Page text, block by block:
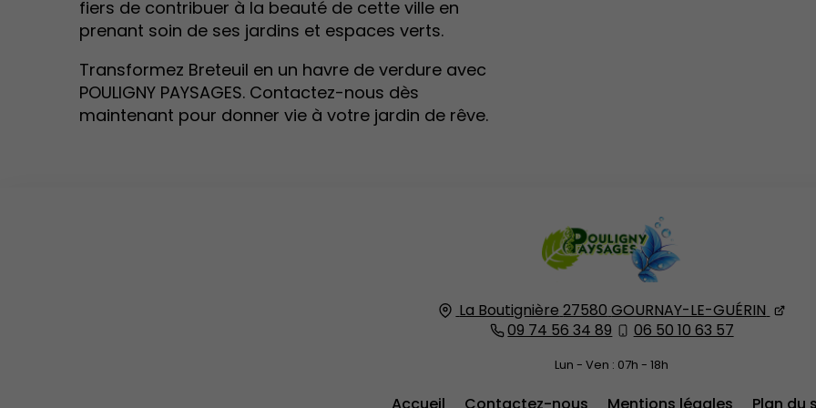
fiers de contribuer à la beauté de cette ville en
prenant soin de ses jardins et espaces verts.
Transformez Breteuil en un havre de verdure avec
POULIGNY PAYSAGES. Contactez-nous dès
maintenant pour donner vie à votre jardin de rêve.
La Boutignière 27580 GOURNAY-LE-GUÉRIN
09 74 56 34 89
06 50 10 63 57
Lun - Ven : 07h - 18h
Accueil Contactez-nous Mentions légales Plan du